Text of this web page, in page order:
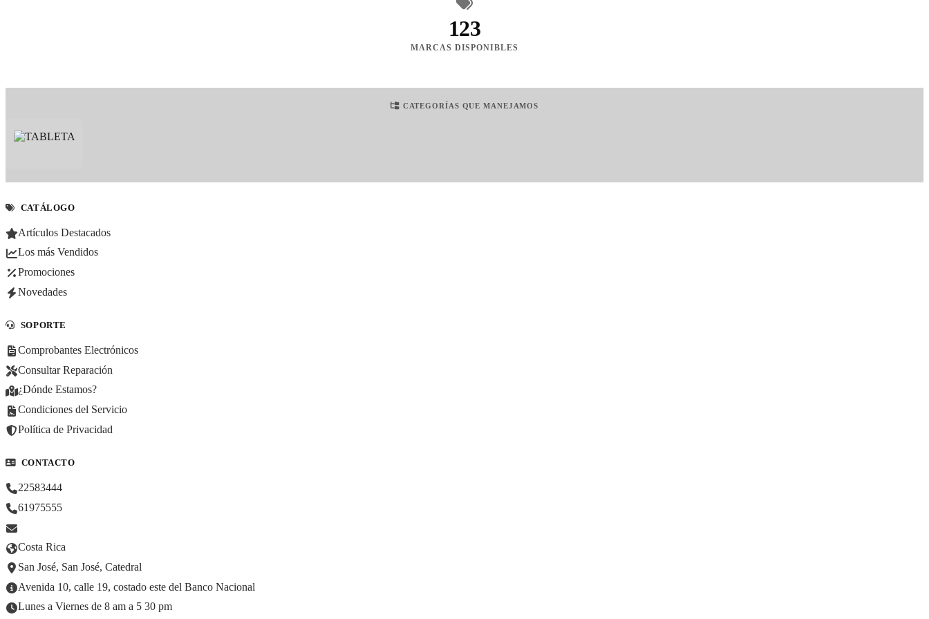
123
MARCAS DISPONIBLES
CATEGORÍAS QUE MANEJAMOS
CATÁLOGO
Artículos Destacados
Los más Vendidos
Promociones
Novedades
SOPORTE
Comprobantes Electrónicos
Consultar Reparación
¿Dónde Estamos?
Condiciones del Servicio
Política de Privacidad
CONTACTO
22583444
61975555
Costa Rica
San José, San José, Catedral
Avenida 10, calle 19, costado este del Banco Nacional
Lunes a Viernes de 8 am a 5 30 pm